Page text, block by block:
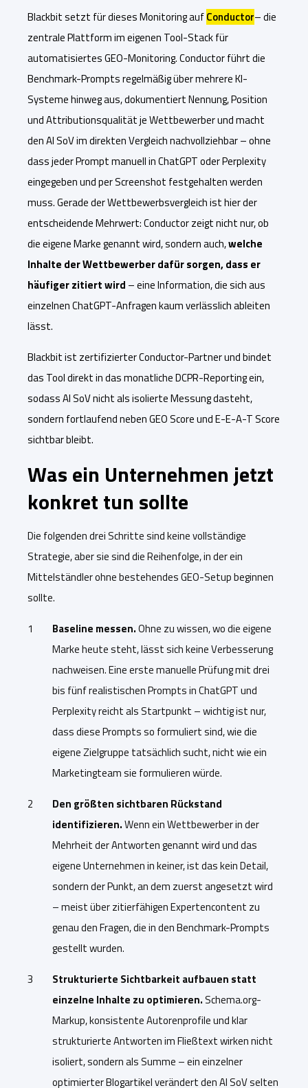
Blackbit setzt für dieses Monitoring aufConductor– die
zentrale Plattform im eigenen Tool-Stack für
automatisiertes GEO-Monitoring. Conductor führt die
Benchmark-Prompts regelmäßig über mehrere KI-
Systeme hinweg aus, dokumentiert Nennung, Position
und Attributionsqualität je Wettbewerber und macht
den AI SoV im direkten Vergleich nachvollziehbar – ohne
dass jeder Prompt manuell in ChatGPT oder Perplexity
eingegeben und per Screenshot festgehalten werden
muss.Gerade der Wettbewerbsvergleich ist hier der
entscheidende Mehrwert: Conductor zeigt nicht nur, ob
die eigene Marke genannt wird, sondern auch,welche
Inhalte der Wettbewerber dafür sorgen, dass er
häufiger zitiert wird – eine Information, die sich aus
einzelnen ChatGPT-Anfragen kaum verlässlich ableiten
lässt.
Blackbit ist zertifizierter Conductor-Partner und bindet
das Tool direkt in das monatliche DCPR-Reporting ein,
sodass AI SoV nicht als isolierte Messung dasteht,
sondern fortlaufend neben GEO Score und E-E-A-T Score
sichtbar bleibt.
Was ein Unternehmen jetzt
konkret tun sollte
Die folgenden drei Schritte sind keine vollständige
Strategie, aber sie sind die Reihenfolge, in der ein
Mittelständler ohne bestehendes GEO-Setup beginnen
sollte.
Baseline messen.Ohne zu wissen, wo die eigene
Marke heute steht, lässt sich keine Verbesserung
nachweisen. Eine erste manuelle Prüfung mit drei
bis fünf realistischen Prompts in ChatGPT und
Perplexity reicht als Startpunkt – wichtig ist nur,
dass diese Prompts so formuliert sind, wie die
eigene Zielgruppe tatsächlich sucht, nicht wie ein
Marketingteam sie formulieren würde.
Den größten sichtbaren Rückstand
identifizieren.Wenn ein Wettbewerber in der
Mehrheit der Antworten genannt wird und das
eigene Unternehmen in keiner, ist das kein Detail,
sondern der Punkt, an dem zuerst angesetzt wird
– meist über zitierfähigen Expertencontent zu
genau den Fragen, die in den Benchmark-Prompts
gestellt wurden.
Strukturierte Sichtbarkeit aufbauen statt
einzelne Inhalte zu optimieren.Schema.org-
Markup, konsistente Autorenprofile und klar
strukturierte Antworten im Fließtext wirken nicht
isoliert, sondern als Summe – ein einzelner
optimierter Blogartikel verändert den AI SoV selten